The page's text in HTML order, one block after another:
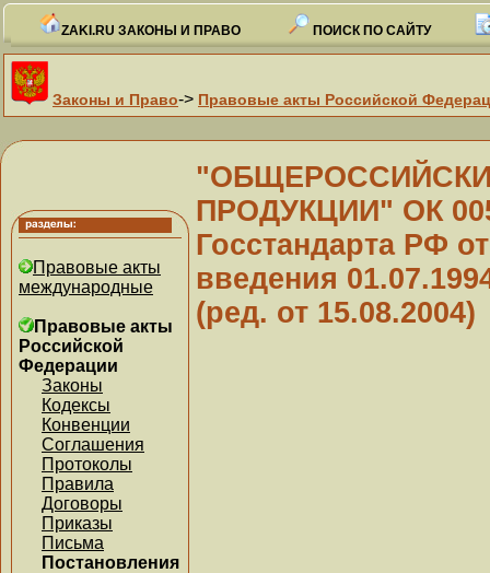
ZAKI.RU ЗАКОНЫ И ПРАВО ПОИСК ПО САЙТУ
Законы и Право-> Правовые акты Российской
Правовые акты
международные
Правовые акты
Российской
Федерации
Законы
Кодексы
Конвенции
Соглашения
Протоколы
Правила
Договоры
Приказы
Письма
Постановления
ПРОДУКЦИИ" ОК
Госстандарта РФ
введения
(ред. от 15.08.2004)